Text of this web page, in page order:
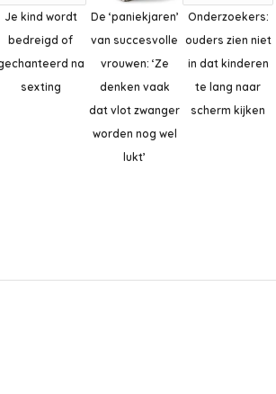
Je kind wordt
bedreigd of
na
sexting
De ‘paniekjaren’
van succesvolle
vrouwen: ‘Ze
denken vaak
dat vlot zwanger
worden nog wel
lukt’
Onderzoekers:
ouders zien niet
in dat kinderen
te lang naar
scherm kijken